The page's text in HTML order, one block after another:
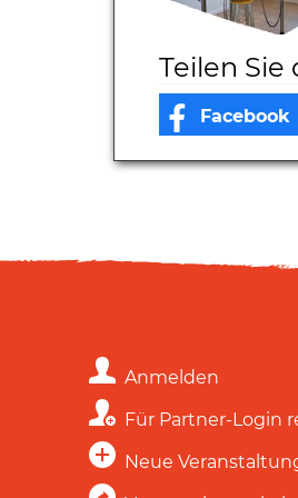
Teilen
Anmelden
Für Partner-Login
Neue